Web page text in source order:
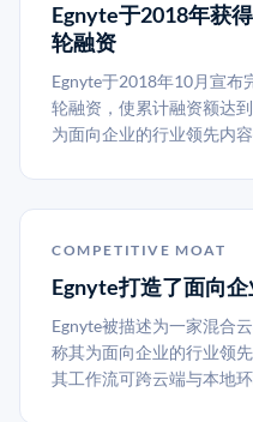
Egnyte于2018年获
轮融资
Egnyte于2018年10月宣布
轮融资，使累计融资额达
为面向企业的行业领先内容
COMPETITIVE MOAT
Egnyte打造了面向
Egnyte被描述为一家混合
称其为面向企业的行业领
其工作流可跨云端与本地